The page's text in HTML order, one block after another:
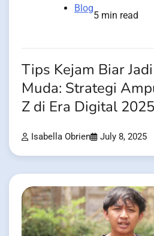
Blog
5 min read
Tips Kejam Biar
Muda: Strategi
Z di Era Digital 2025
Isabella Obrien July 8, 2025